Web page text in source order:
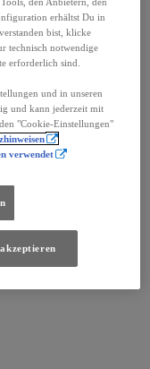
erhältst Du in
bist, klicke
technisch notwendige
erforderlich sind.
und in unseren
und kann jederzeit mit
"Cookie-Einstellungen"
verwendet